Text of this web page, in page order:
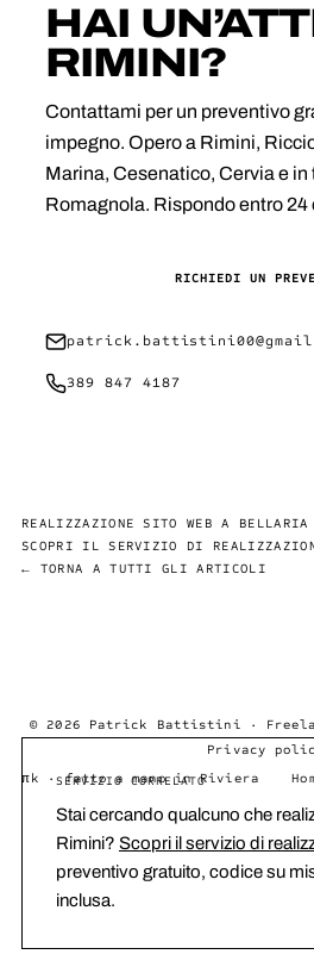
HAI
RIMINI?
Contattami per un preventivo
impegno. Opero a Rimini,
Marina, Cesenatico, Cervia e in
Romagnola. Rispondo entro 24
RICHIEDI UN
389 847 4187
REALIZZAZIONE SITO WEB A BELLARIA
SCOPRI IL SERVIZIO DI
← TORNA A TUTTI GLI ARTICOLI
© 2026 Patrick Battistini ·
Privacy
πk · fatto a mano in Riviera
SERVIZIO CORRELATO
Stai cercando qualcuno che
Rimini? Scopri il servizio di
preventivo gratuito, codice su
inclusa.